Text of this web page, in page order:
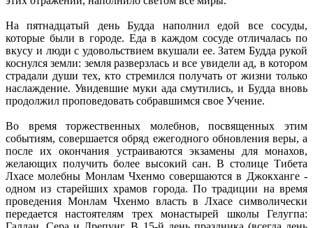
На пятнадцатый день Будда наполнил едой все сосуды,
которые были в городе. Еда в каждом сосуде отличалась по
вкусу и люди с удовольствием вкушали ее. Затем Будда рукой
коснулся земли: земля разверзлась и все увидели ад, в котором
страдали души тех, кто стремился получать от жизни только
наслаждение. Увидевшие муки ада смутились, и Будда вновь
продолжил проповедовать собравшимся свое Учение.
Во время торжественных молебнов, посвященных этим
событиям, совершается обряд ежегодного обновления веры, а
после их окончания устраиваются экзамены для монахов,
желающих получить более высокий сан. В столице Тибета
Лхасе молебны Монлам Чхенмо совершаются в Джокханге -
одном из старейших храмов города. По традиции на время
проведения Монлам Чхенмо власть в Лхасе символически
передается настоятелям трех монастырей школы Гелугпа: